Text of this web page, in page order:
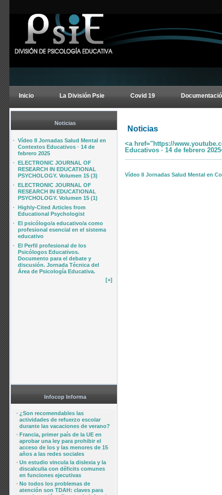
Inicio La División Psie Covid 19
Noticias
· Vídeo II Jornadas Salud Mental en
Contextos Educativos · 14 de
febrero 2025
· ELECTRONIC JOURNAL OF
RESEARCH IN EDUCATIONAL
PSYCHOLOGY. Volumen 15 (3)
· ELECTRONIC JOURNAL OF
RESEARCH IN EDUCATIONAL
PSYCHOLOGY. Volumen 15 (1)
· Highly-Cited Articles from
Educational Psychologist
· El psicólogo/a educativo/a como
profesional esencial en el sistema
educativo
· El Perfil profesional de los
Psicólogos Educativos.
Documento para el debate y
discusión. Jornada Técnica del
Área de Psicología Educativa.
[+]
Infocop Informa
· ¿Son recomendables las
actividades de refuerzo escolar
durante las vacaciones de verano?
· Francia, primer país de la UE en
aprobar una ley para prohibir el
acceso de los y las menores de 15
años a las redes sociales
· Un estudio vincula la dislexia y la
discalculia con déficits comunes
en funciones ejecutivas
· No todos los problemas de
atención son TDAH: claves para
Noticias
<a href="https://
Educativos · 14 de febrero
Vídeo II Jornadas Salud Mental en